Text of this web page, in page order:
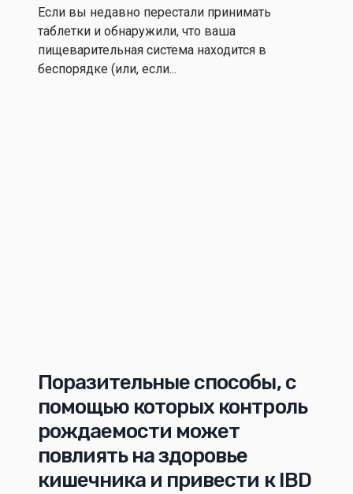
Если вы недавно перестали принимать
таблетки и обнаружили, что ваша
пищеварительная система находится в
беспорядке (или, если...
Поразительные способы, с
помощью которых контроль
рождаемости может
повлиять на здоровье
кишечника и привести к IBD